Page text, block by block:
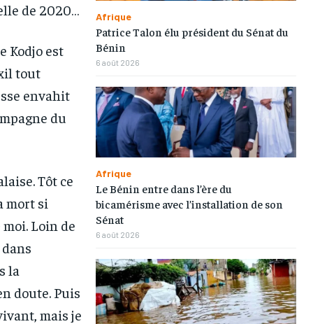
de 2020…
Kodjo est
tout
envahit
du
Tôt ce
mort si
Loin de
la
doute. Puis
mais je
Afrique
Patrice Talon élu président du Sénat du
Bénin
6 août 2026
Afrique
Le Bénin entre dans l’ère du
bicamérisme avec l’installation de son
Sénat
6 août 2026